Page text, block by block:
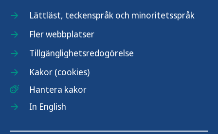
Lättläst, teckenspråk och minoritetsspråk
Fler webbplatser
Tillgänglighetsredogörelse
Kakor (cookies)
Hantera kakor
In English